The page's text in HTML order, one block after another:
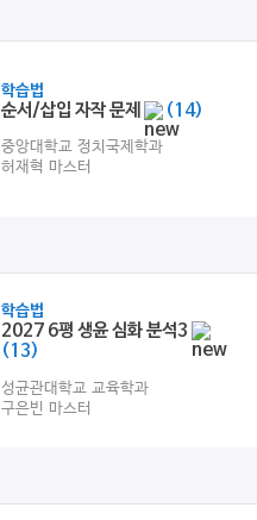
학습법
순서/삽입 자작 문제 (14)
중앙대학교 정치국제학과
허재혁 마스터
학습법
2027 6평 생윤 심화 분석3
(13)
성균관대학교 교육학과
구은빈 마스터